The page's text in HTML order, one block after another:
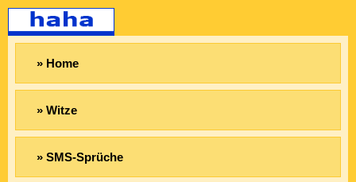
» Home
» Witze
» SMS-Sprüche